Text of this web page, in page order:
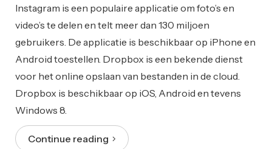
Instagram is een populaire applicatie om foto’s en
video’s te delen en telt meer dan 130 miljoen
gebruikers. De applicatie is beschikbaar op iPhone en
Android toestellen. Dropbox is een bekende dienst
voor het online opslaan van bestanden in de cloud.
Dropbox is beschikbaar op iOS, Android en tevens
Windows 8.
Continue reading